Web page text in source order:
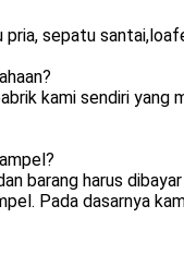
sepatu
kami sendiri
barang harus
Pada dasarnya